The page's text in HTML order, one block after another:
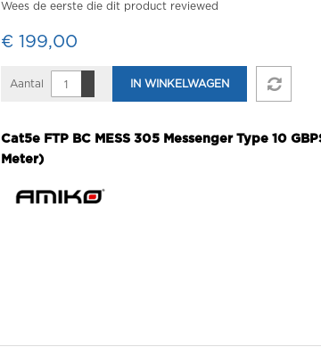
Wees de eerste die dit product reviewed
€ 199,00
Aantal IN WINKELWAGEN
Cat5e FTP BC MESS 305 Messenger Type 10
Meter)